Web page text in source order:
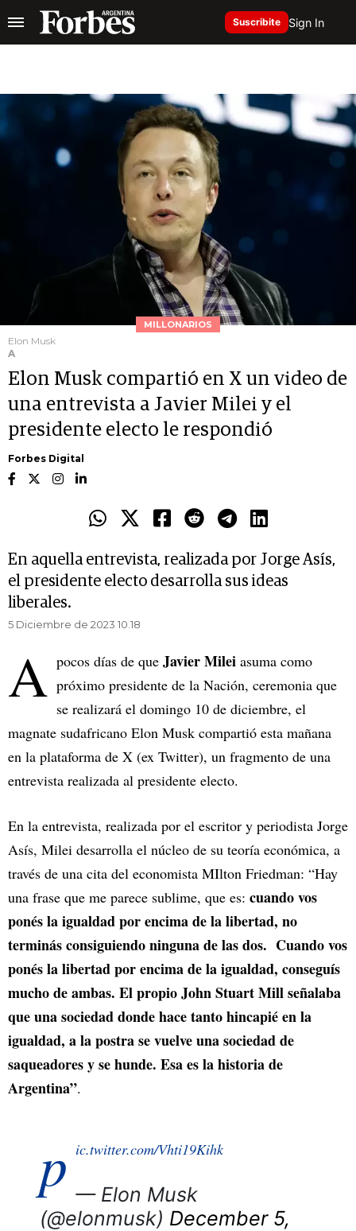
Suscribite Sign In
MILLONARIOS
Elon Musk
A
Elon Musk compartió en X un video de
una entrevista a Javier Milei y el
presidente electo le respondió
Forbes Digital
En aquella entrevista, realizada por Jorge Asís,
el presidente electo desarrolla sus ideas
liberales.
5 Diciembre de 2023 10.18
A pocos días de que Javier Milei asuma como
próximo presidente de la Nación, ceremonia que
se realizará el domingo 10 de diciembre, el
magnate sudafricano Elon Musk compartió esta mañana
en la plataforma de X (ex Twitter), un fragmento de una
entrevista realizada al presidente electo.
En la entrevista, realizada por el escritor y periodista Jorge
Asís, Milei desarrolla el núcleo de su teoría económica, a
través de una cita del economista MIlton Friedman: “Hay
una frase que me parece sublime, que es: cuando vos
ponés la igualdad por encima de la libertad, no
terminás consiguiendo ninguna de las dos. Cuando vos
ponés la libertad por encima de la igualdad, conseguís
mucho de ambas. El propio John Stuart Mill señalaba
que una sociedad donde hace tanto hincapié en la
igualdad, a la postra se vuelve una sociedad de
saqueadores y se hunde. Esa es la historia de
Argentina”.
p ic.twitter.com/Vhti19Kihk
— Elon Musk
(@elonmusk) December 5,